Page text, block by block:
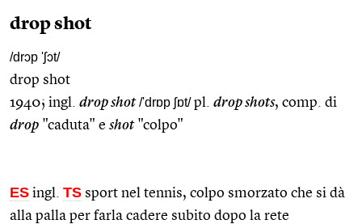
drop shot
/drɔp 'ʃɔt/
drop shot
1940; ingl. drop shot /'drɒp ʃɒt/pl. drop shots, comp. di
drop "caduta" e shot"colpo"
ES ingl. TS sport nel tennis, colpo smorzato che si dà
alla palla per farla cadere subito dopo la rete